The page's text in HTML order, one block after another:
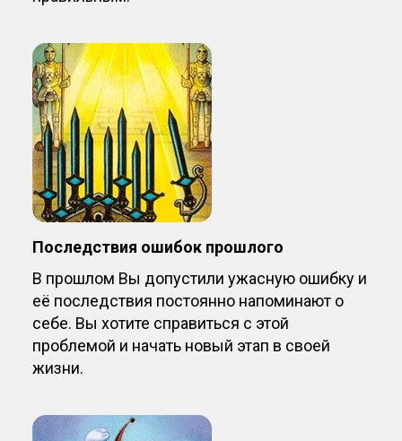
Последствия ошибок прошлого
В прошлом Вы допустили ужасную ошибку и
её последствия постоянно напоминают о
себе. Вы хотите справиться с этой
проблемой и начать новый этап в своей
жизни.